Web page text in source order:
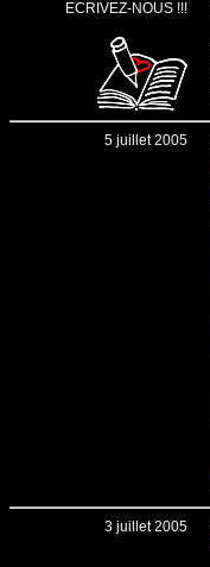
ECRIVEZ-NOUS !!!
5 juillet 2005
3 juillet 2005